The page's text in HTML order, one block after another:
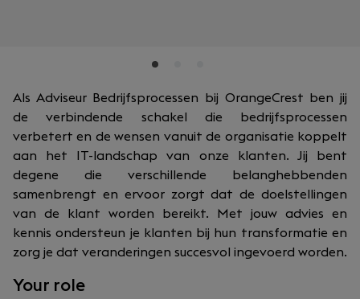
Als Adviseur Bedrijfsprocessen bij OrangeCrest ben jij
de verbindende schakel die bedrijfsprocessen
verbetert en de wensen vanuit de organisatie koppelt
aan het IT-landschap van onze klanten. Jij bent
degene die verschillende belanghebbenden
samenbrengt en ervoor zorgt dat de doelstellingen
van de klant worden bereikt. Met jouw advies en
kennis ondersteun je klanten bij hun transformatie en
zorg je dat veranderingen succesvol ingevoerd worden.
Your role